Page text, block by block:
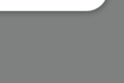
wie die